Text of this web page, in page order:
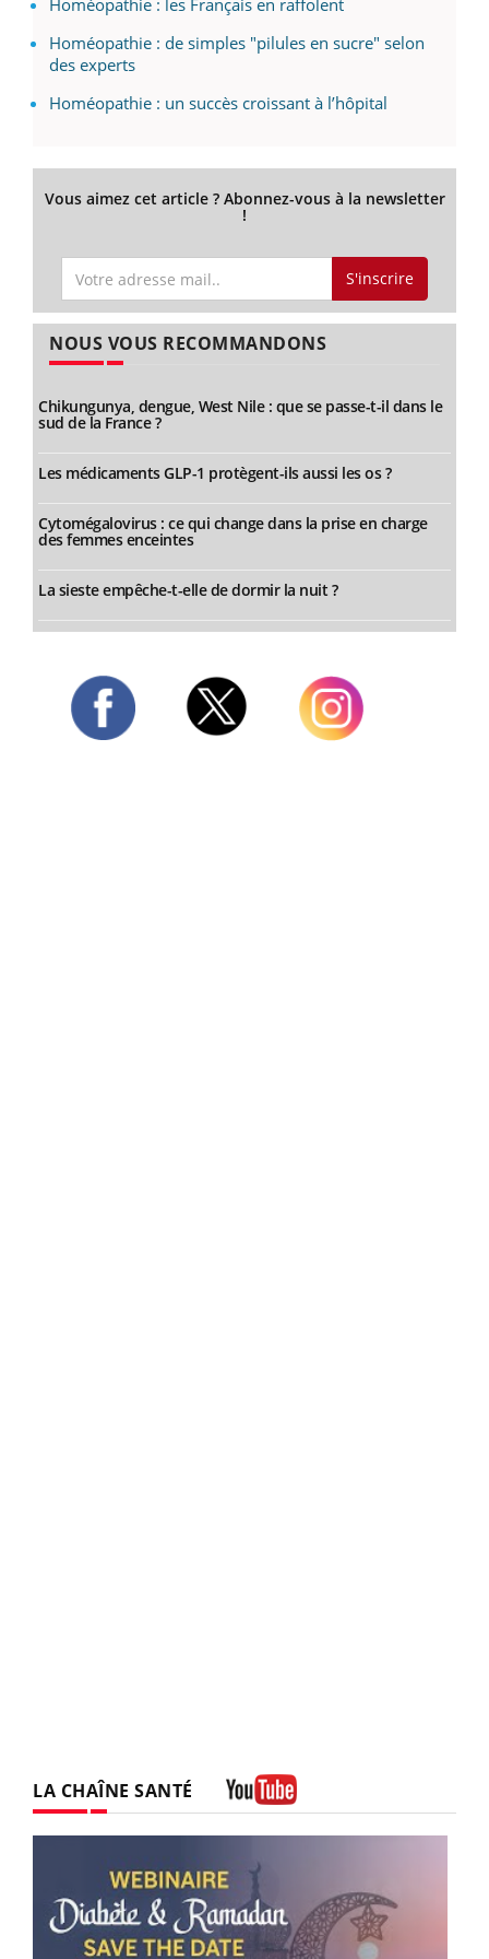
Homéopathie : les Français en raffolent
Homéopathie : de simples "pilules en sucre" selon
des experts
Homéopathie : un succès croissant à l’hôpital
Vous aimez cet article ? Abonnez-vous à la newsletter
!
S'inscrire
NOUS VOUS RECOMMANDONS
Chikungunya, dengue, West Nile : que se passe-t-il dans le
sud de la France ?
Les médicaments GLP-1 protègent-ils aussi les os ?
Cytomégalovirus : ce qui change dans la prise en charge
des femmes enceintes
La sieste empêche-t-elle de dormir la nuit ?
LA CHAÎNE SANTÉ